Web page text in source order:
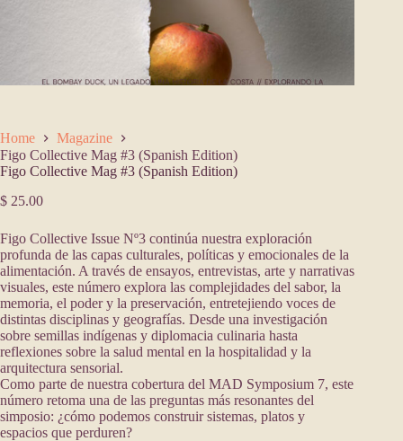
Home
Magazine
Figo Collective Mag #3 (Spanish Edition)
Figo Collective Mag #3 (Spanish Edition)
$ 25.00
Figo Collective Issue Nº3 continúa nuestra exploración
profunda de las capas culturales, políticas y emocionales de la
alimentación. A través de ensayos, entrevistas, arte y narrativas
visuales, este número explora las complejidades del sabor, la
memoria, el poder y la preservación, entretejiendo voces de
distintas disciplinas y geografías. Desde una investigación
sobre semillas indígenas y diplomacia culinaria hasta
reflexiones sobre la salud mental en la hospitalidad y la
arquitectura sensorial.
Como parte de nuestra cobertura del MAD Symposium 7, este
número retoma una de las preguntas más resonantes del
simposio: ¿cómo podemos construir sistemas, platos y
espacios que perduren?